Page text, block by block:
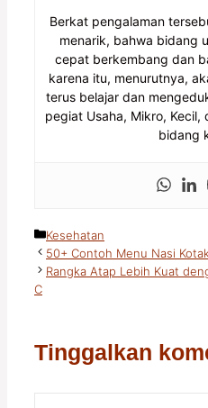
Berkat pengalaman
menarik, bahwa bidang
cepat berkembang dan
karena itu, menurutnya,
terus belajar dan
pegiat Usaha, Mikro, Kecil,
bidang
Kategori
Kesehatan
50+ Contoh Menu Nasi
Rangka Atap Lebih Kuat
C
Tinggalkan